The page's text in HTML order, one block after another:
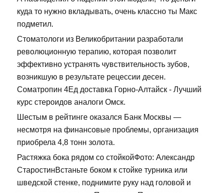
куда то нужно вкладывать, очень классно ты Макс
подметил.
Стоматологи из Великобритании разработали
революционную терапию, которая позволит
эффективно устранять чувствительность зубов,
возникшую в результате рецессии десен.
Cоматропин 4Ед доставка Горно-Алтайск - Лучший
курс стероидов аналоги Омск.
Шестым в рейтинге оказался Банк Москвы —
несмотря на финансовые проблемы, организация
приобрела 4,8 тонн золота.
Растяжка бока рядом со стойкойФото: Александр
СтаростинВстаньте боком к стойке турника или
шведской стенке, поднимите руку над головой и